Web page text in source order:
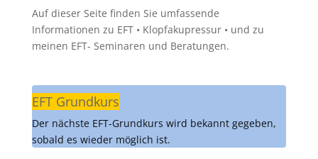
Auf dieser Seite finden Sie umfassende
Informationen zu EFT • Klopfakupressur • und zu
meinen EFT- Seminaren und Beratungen.
EFT Grundkurs
Der nächste EFT-Grundkurs wird bekannt gegeben,
sobald es wieder möglich ist.